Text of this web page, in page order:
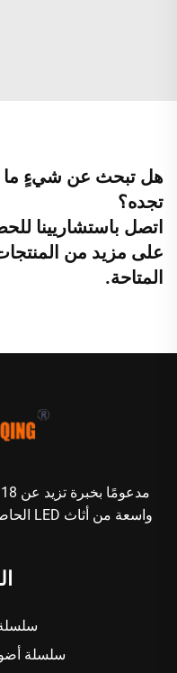
هل تبحث عن شيءٍ ما
تجده؟
اتصل باستشاريينا
على مزيد من
المتاحة.
واسعة من أثاث LED الحاصل على شهادات CE وRoHS وFCC.
سلسلة
سلسلة